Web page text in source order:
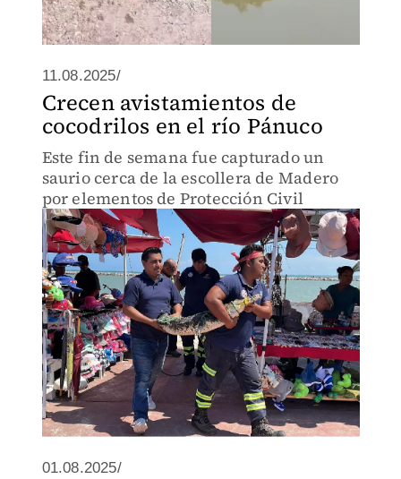
11.08.2025/
Crecen avistamientos de
cocodrilos en el río Pánuco
Este fin de semana fue capturado un
saurio cerca de la escollera de Madero
por elementos de Protección Civil
01.08.2025/